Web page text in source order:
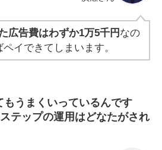
広告費はわずか1万5千円 なの
イできてしまいます。
もうまくいっているんです
テップの運用はどなたがされ